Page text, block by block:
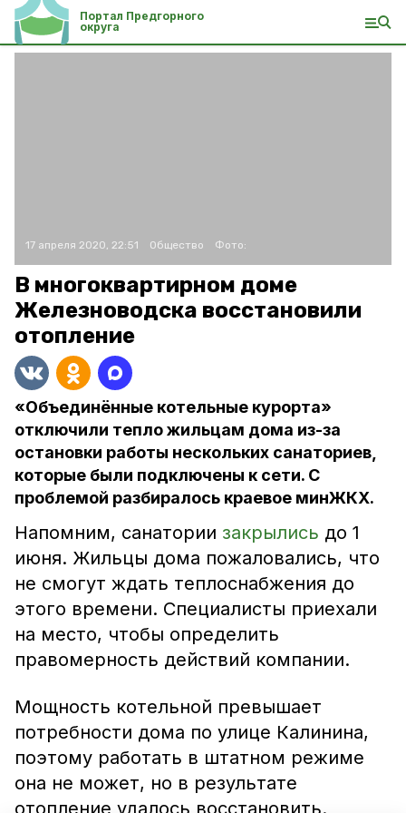
Портал Предгорного
округа
17 апреля 2020, 22:51 Общество Фото:
В многоквартирном доме
Железноводска восстановили
отопление
«Объединённые котельные курорта»
отключили тепло жильцам дома из-за
остановки работы нескольких санаториев,
которые были подключены к сети. С
проблемой разбиралось краевое минЖКХ.
Напомним, санатории закрылись до 1
июня. Жильцы дома пожаловались, что
не смогут ждать теплоснабжения до
этого времени. Специалисты приехали
на место, чтобы определить
правомерность действий компании.
Мощность котельной превышает
потребности дома по улице Калинина,
поэтому работать в штатном режиме
она не может, но в результате
отопление удалось восстановить.